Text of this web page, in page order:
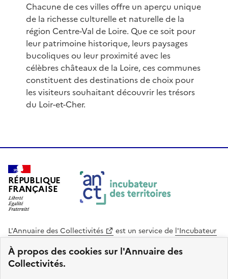
À propos des cookies sur l'Annuaire des
Collectivités.
Chacune de ces villes offre un aperçu unique
de la richesse culturelle et naturelle de la
région Centre-Val de Loire. Que ce soit pour
leur patrimoine historique, leurs paysages
bucoliques ou leur proximité avec les
célèbres châteaux de la Loire, ces communes
constituent des destinations de choix pour
les visiteurs souhaitant découvrir les trésors
du Loir-et-Cher.
RÉPUBLIQUE
FRANÇAISE
L'Annuaire des Collectivités est un service de l'Incubateur
des Territoires
Cohésion des Territoires
. Le code source de ce site web
est disponible en licence libre. Le design de ce site est conçu